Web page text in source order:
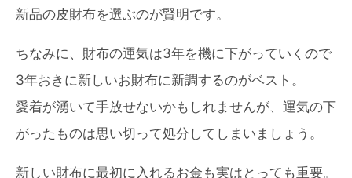
新品の皮財布を選ぶのが賢明です。
ちなみに、財布の運気は3年を機に下がっていくので
3年おきに新しいお財布に新調するのがベスト。
愛着が湧いて手放せないかもしれませんが、運気の下
がったものは思い切って処分してしまいましょう。
新しい財布に最初に入れるお金も実はとっても重要。